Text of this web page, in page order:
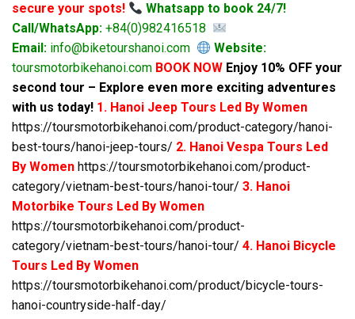
secure your spots!
Whatsapp to book 24/7!
Call/WhatsApp: +84(0)982416518
Email: info@biketourshanoi.com
Website:
toursmotorbikehanoi.com BOOK NOW Enjoy 10% OFF your
second tour – Explore even more exciting adventures
with us today! 1. Hanoi Jeep Tours Led By Women
https://toursmotorbikehanoi.com/product-category/hanoi-
best-tours/hanoi-jeep-tours/ 2. Hanoi Vespa Tours Led
By Women https://toursmotorbikehanoi.com/product-
category/vietnam-best-tours/hanoi-tour/ 3. Hanoi
Motorbike Tours Led By Women
https://toursmotorbikehanoi.com/product-
category/vietnam-best-tours/hanoi-tour/ 4. Hanoi Bicycle
Tours Led By Women
https://toursmotorbikehanoi.com/product/bicycle-tours-
hanoi-countryside-half-day/